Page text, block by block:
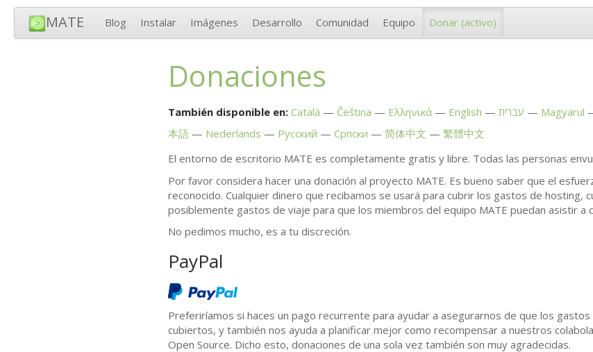
MATE Blog Instalar Imágenes Desarrollo Comunidad Equipo Donar (activo)
Donaciones
También disponible en: Català Čeština Ελληνικά English עברית Magyarul
本語
Nederlands Русский Српски 简体中文
繁體中文
El entorno de escritorio MATE es completamente gratis y libre. Todas las personas
Por favor considera hacer una donación al proyecto MATE. Es bueno saber que el
reconocido. Cualquier dinero que recibamos se usará para cubrir los gastos de hosting,
posiblemente gastos de viaje para que los miembros del equipo MATE puedan asistir a
No pedimos mucho, es a tu discreción.
PayPal
Preferiríamos si haces un pago recurrente para ayudar a asegurarnos de que los
cubiertos, y también nos ayuda a planificar mejor como recompensar a nuestros
Open Source. Dicho esto, donaciones de una sola vez también son muy agradecidas.